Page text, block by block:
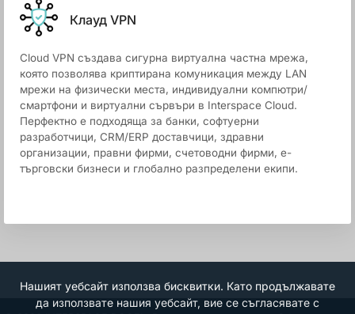
Клауд VPN
Cloud VPN създава сигурна виртуална частна мрежа,
която позволява криптирана комуникация между LAN
мрежи на физически места, индивидуални компютри/
смартфони и виртуални сървъри в Interspace Cloud.
Перфектно е подходяща за банки, софтуерни
разработчици, CRM/ERP доставчици, здравни
организации, правни фирми, счетоводни фирми, е-
търговски бизнеси и глобално разпределени екипи.
Нашият уебсайт използва бисквитки. Като продължавате
да използвате нашия уебсайт, вие се съгласявате с